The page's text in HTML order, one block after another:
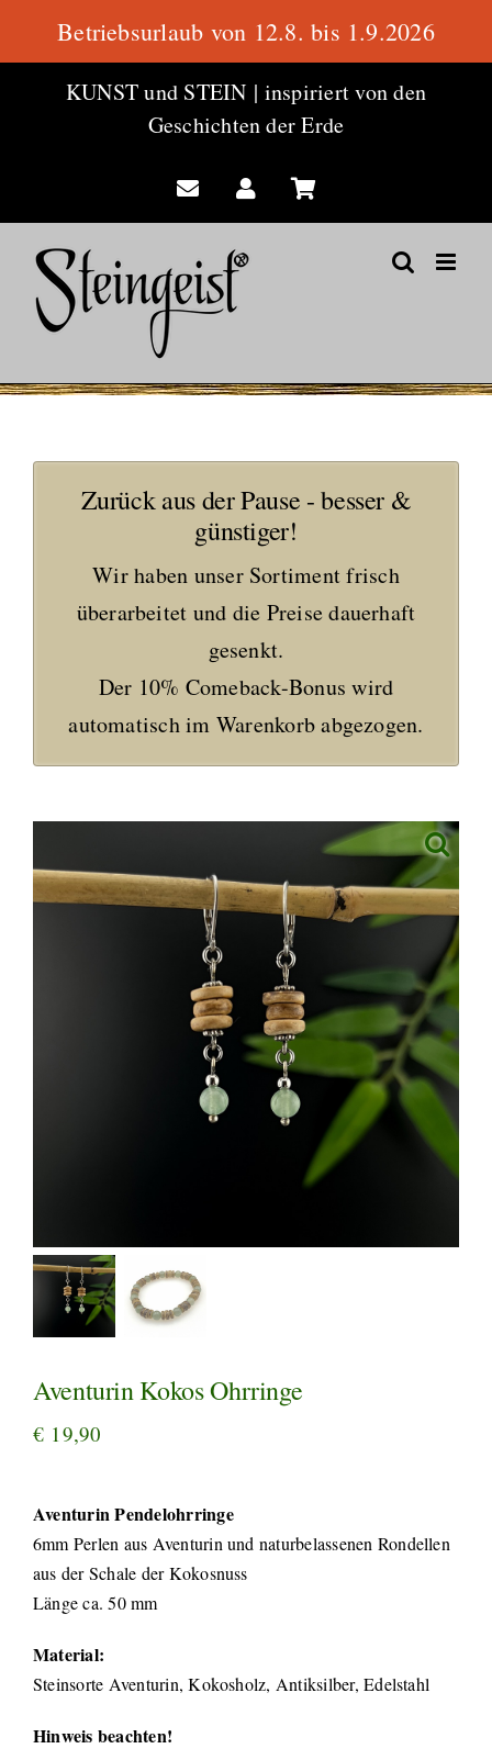
KUNST und STEIN | inspiriert von den
Geschichten der Erde
Zurück aus der Pause - besser &
günstiger!
Wir haben unser Sortiment frisch
überarbeitet und die Preise dauerhaft
gesenkt.
Der 10% Comeback-Bonus wird
automatisch im Warenkorb abgezogen.
Aventurin Kokos Ohrringe
€ 19,90
Aventurin Pendelohrringe
6mm Perlen aus Aventurin und naturbelassenen Rondellen
aus der Schale der Kokosnuss
Länge ca. 50 mm
Material:
Steinsorte Aventurin, Kokosholz, Antiksilber, Edelstahl
Hinweis beachten!
Betriebsurlaub von 12.8. bis 1.9.2026